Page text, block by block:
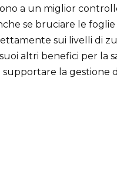
a un miglior
se bruciare le
sui livelli di
altri benefici per la
la gestione